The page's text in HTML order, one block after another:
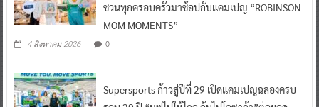
ชวนทุกครอบครัวมาช้อปกับแคมเปญ “ROBINSON
MOM MOMENTS”
4 สิงหาคม 2026 0
Supersports ก้าวสู่ปีที่ 29 เปิดแคมเปญฉลองครบ